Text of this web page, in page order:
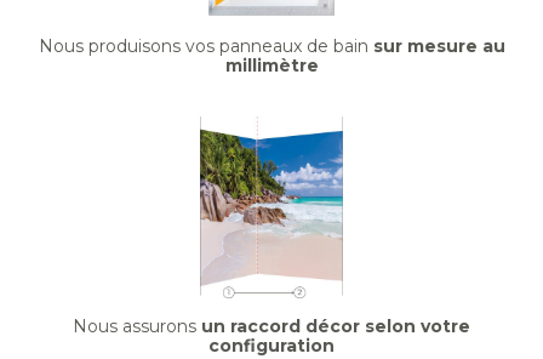
Nous produisons vos panneaux de bain sur mesure au
millimètre
Nous assurons un raccord décor selon votre
configuration